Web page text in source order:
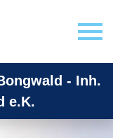
- Inh.
e.K.